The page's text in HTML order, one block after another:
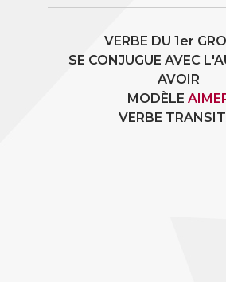
VERBE DU 1er
SE CONJUGUE AVEC
AVOIR
MODÈLE
VERBE